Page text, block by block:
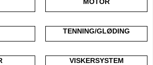
TENNING/GLØDING
VISKERSYSTEM